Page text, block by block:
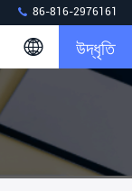
86-816-2976161
উদ্ধৃতি